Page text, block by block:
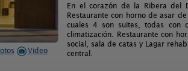
Video
En el corazón de la Ribera del
Restaurante con horno de asar
cuales 4 son suites, todas con
climatización. Restaurante con
social, sala de catas y Lagar
central.